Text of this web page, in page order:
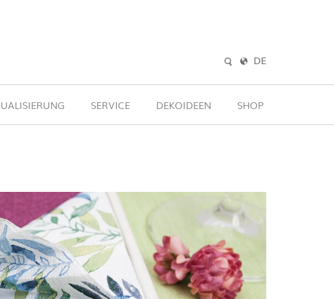
DE
SERVICE DEKOIDEEN SHOP